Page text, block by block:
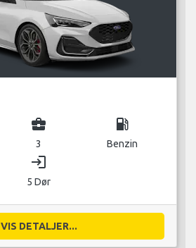
business_center
3
local_gas_station
Benzin
login
5 Dør
VIS DETALJER...